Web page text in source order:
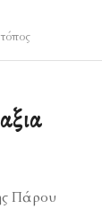
Πάρου